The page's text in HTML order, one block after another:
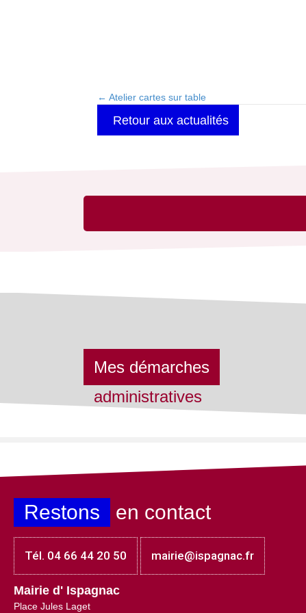
Posts
navigation
← Atelier cartes sur table
Retour aux actualités
Mes démarches
administratives
Restons en contact
Tél. 04 66 44 20 50 mairie@ispagnac.fr
Mairie d' Ispagnac
Place Jules Laget